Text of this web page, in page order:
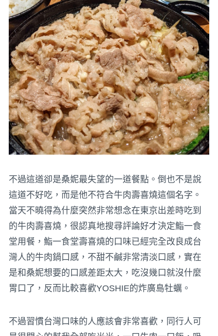
不過這道卻是桑妮最失望的一道餐點。倒也不是說
這道不好吃，而是他不符合牛肉壽喜燒這個名字。
當天不曉得為什麼突然非常想念在東京出差時吃到
的牛肉壽喜燒，很認真地搜尋評論好才決定鮨一食
堂用餐，鮨一食堂壽喜燒的口味已經完全改良成台
灣人的牛肉鍋口感，不甜不鹹非常清淡口感，實在
是和桑妮想要的口感差距太大，吃沒幾口就沒什麼
胃口了，反而比較喜歡YOSHIE的炸廣島牡蠣。
不過習慣台灣口味的人應該會非常喜歡，同行人可